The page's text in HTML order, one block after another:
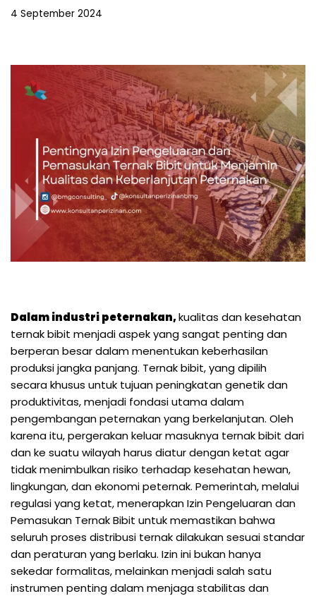
4 September 2024
Dalam industri peternakan,kualitas dan kesehatan
ternak bibit menjadi aspek yang sangat penting dan
berperan besar dalam menentukan keberhasilan
produksi jangka panjang. Ternak bibit, yang dipilih
secara khusus untuk tujuan peningkatan genetik dan
produktivitas, menjadi fondasi utama dalam
pengembangan peternakan yang berkelanjutan. Oleh
karena itu, pergerakan keluar masuknya ternak bibit dari
dan ke suatu wilayah harus diatur dengan ketat agar
tidak menimbulkan risiko terhadap kesehatan hewan,
lingkungan, dan ekonomi peternak. Pemerintah, melalui
regulasi yang ketat, menerapkan Izin Pengeluaran dan
Pemasukan Ternak Bibit untuk memastikan bahwa
seluruh proses distribusi ternak dilakukan sesuai standar
dan peraturan yang berlaku. Izin ini bukan hanya
sekedar formalitas, melainkan menjadi salah satu
instrumen penting dalam menjaga stabilitas dan